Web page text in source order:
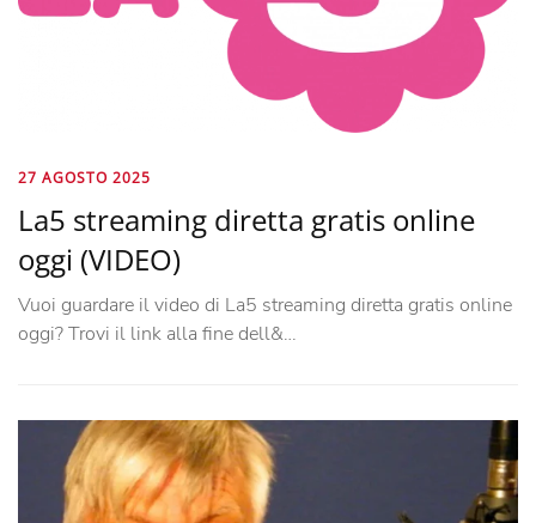
27 AGOSTO 2025
La5 streaming diretta gratis online
oggi (VIDEO)
Vuoi guardare il video di La5 streaming diretta gratis online
oggi? Trovi il link alla fine dell&…